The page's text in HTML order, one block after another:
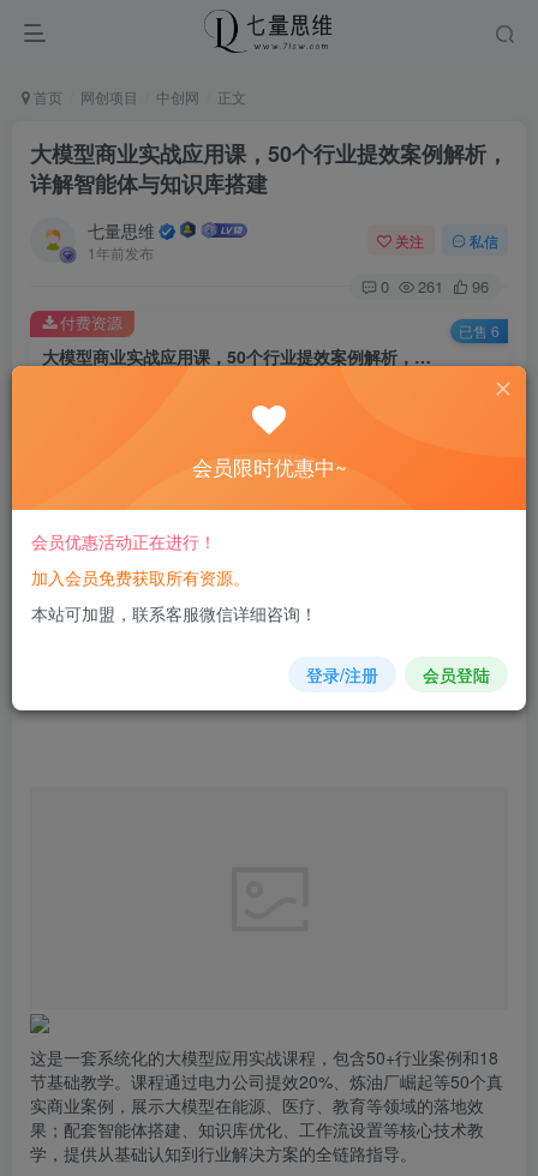
首页 网创项目 中创网 正文
大模型商业实战应用课，50个行业提效案例解析，
详解智能体与知识库搭建
七量思维
1年前发布
关注 私信
0 261 96
大模型商业实战应用课，50个行业提效案例解析，详解智能体与知识库搭建
8.8
免费
您当前未登录！建议登陆后购买，可保存购买订单
付费资源 已售 6
这是一套系统化的大模型应用实战课程，包含50+行业案例和18
节基础教学。课程通过电力公司提效20%、炼油厂崛起等50个真
实商业案例，展示大模型在能源、医疗、教育等领域的落地效
果；配套智能体搭建、知识库优化、工作流设置等核心技术教
学，提供从基础认知到行业解决方案的全链路指导。
会员限时优惠中~
会员优惠活动正在进行！
加入会员免费获取所有资源。
本站可加盟，联系客服微信详细咨询！
登录/注册 会员登陆